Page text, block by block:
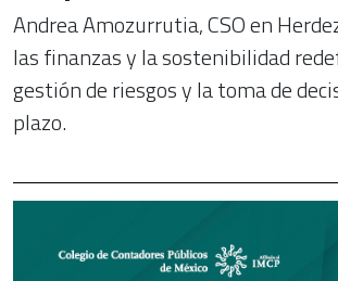
Andrea Amozurrutia, CSO en
las finanzas y la sostenibilidad
gestión de riesgos y la toma de
plazo.